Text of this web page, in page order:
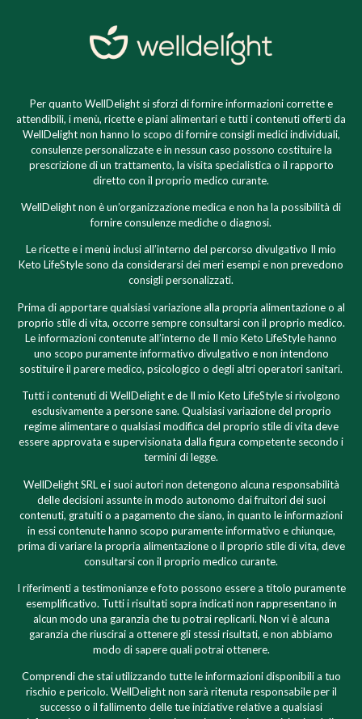
Per quanto WellDelight si sforzi di fornire informazioni corrette e
attendibili, i menù, ricette e piani alimentari e tutti i contenuti offerti da
WellDelight non hanno lo scopo di fornire consigli medici individuali,
consulenze personalizzate e in nessun caso possono costituire la
prescrizione di un trattamento, la visita specialistica o il rapporto
diretto con il proprio medico curante.
WellDelight non è un’organizzazione medica e non ha la possibilità di
fornire consulenze mediche o diagnosi.
Le ricette e i menù inclusi all’interno del percorso divulgativo Il mio
Keto LifeStyle sono da considerarsi dei meri esempi e non prevedono
consigli personalizzati.
Prima di apportare qualsiasi variazione alla propria alimentazione o al
proprio stile di vita, occorre sempre consultarsi con il proprio medico.
Le informazioni contenute all’interno de Il mio Keto LifeStyle hanno
uno scopo puramente informativo divulgativo e non intendono
sostituire il parere medico, psicologico o degli altri operatori sanitari.
Tutti i contenuti di WellDelight e de Il mio Keto LifeStyle si rivolgono
esclusivamente a persone sane. Qualsiasi variazione del proprio
regime alimentare o qualsiasi modifica del proprio stile di vita deve
essere approvata e supervisionata dalla figura competente secondo i
termini di legge.
WellDelight SRL e i suoi autori non detengono alcuna responsabilità
delle decisioni assunte in modo autonomo dai fruitori dei suoi
contenuti, gratuiti o a pagamento che siano, in quanto le informazioni
in essi contenute hanno scopo puramente informativo e chiunque,
prima di variare la propria alimentazione o il proprio stile di vita, deve
consultarsi con il proprio medico curante.
I riferimenti a testimonianze e foto possono essere a titolo puramente
esemplificativo. Tutti i risultati sopra indicati non rappresentano in
alcun modo una garanzia che tu potrai replicarli. Non vi è alcuna
garanzia che riuscirai a ottenere gli stessi risultati, e non abbiamo
modo di sapere quali potrai ottenere.
Comprendi che stai utilizzando tutte le informazioni disponibili a tuo
rischio e pericolo. WellDelight non sarà ritenuta responsabile per il
successo o il fallimento delle tue iniziative relative a qualsiasi